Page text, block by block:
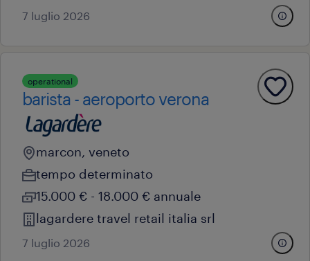
7 luglio 2026
operational
barista - aeroporto verona
marcon, veneto
tempo determinato
15.000 € - 18.000 € annuale
lagardere travel retail italia srl
7 luglio 2026